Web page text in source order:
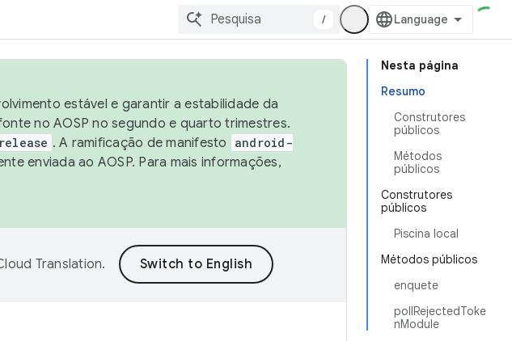
/
Nesta página
Resumo
Construtores
públicos
Métodos
públicos
Construtores
públicos
Piscina local
Métodos públicos
enquete
pollRejectedToke
nModule
estável e garantir a estabilidade da
no AOSP no segundo e quarto trimestres.
. A ramificação de manifesto
android-
enviada ao AOSP. Para mais informações,
Translation.